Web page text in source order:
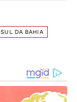
SUL DA BAHIA